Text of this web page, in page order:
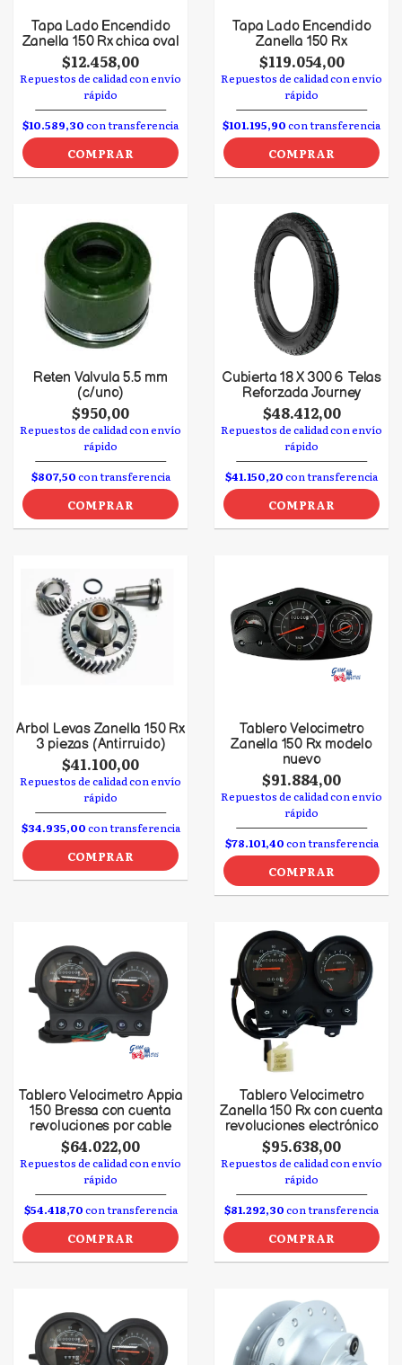
Tapa Lado Encendido
Zanella 150 Rx chica oval
$12.458,00
Repuestos de calidad con envío
rápido
$10.589,30con transferencia
COMPRAR
Tapa Lado Encendido
Zanella 150 Rx
$119.054,00
Repuestos de calidad con envío
rápido
$101.195,90con transferencia
COMPRAR
Reten Valvula 5.5 mm
(c/uno)
$950,00
Repuestos de calidad con envío
rápido
$807,50con transferencia
COMPRAR
Cubierta 18 X 300 6 Telas
Reforzada Journey
$48.412,00
Repuestos de calidad con envío
rápido
$41.150,20con transferencia
COMPRAR
Arbol Levas Zanella 150 Rx
3 piezas (Antirruido)
$41.100,00
Repuestos de calidad con envío
rápido
$34.935,00con transferencia
COMPRAR
Tablero Velocimetro
Zanella 150 Rx modelo
nuevo
$91.884,00
Repuestos de calidad con envío
rápido
$78.101,40con transferencia
COMPRAR
Tablero Velocimetro Appia
150 Bressa con cuenta
revoluciones por cable
$64.022,00
Repuestos de calidad con envío
rápido
$54.418,70con transferencia
COMPRAR
Tablero Velocimetro
Zanella 150 Rx con cuenta
revoluciones electrónico
$95.638,00
Repuestos de calidad con envío
rápido
$81.292,30con transferencia
COMPRAR